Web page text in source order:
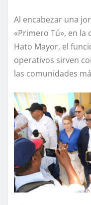
Al encabezar una
«Primero Tú», en la
Hato Mayor, el
operativos sirven
las comunidades